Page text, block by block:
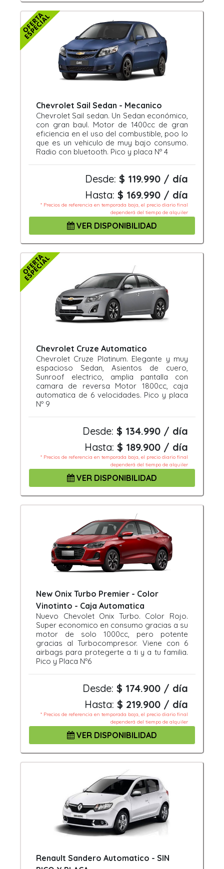
Chevrolet Sail Sedan - Mecanico
Chevrolet Sail sedan. Un Sedan económico,
con gran baul. Motor de 1400cc de gran
eficiencia en el uso del combustible, poo lo
que es un vehiculo de muy bajo consumo.
Radio con bluetooth. Pico y placa Nº 4
Desde: $ 119.990 / día
Hasta: $ 169.990 / día
* Precios de referencia en temporada baja, el precio diario final
dependerá del tiempo de alquiler
VER DISPONIBILIDAD
Chevrolet Cruze Automatico
Chevrolet Cruze Platinum. Elegante y muy
espacioso Sedan, Asientos de cuero,
Sunroof electrico, amplia pantalla con
camara de reversa Motor 1800cc, caja
automatica de 6 velocidades. Pico y placa
Nº 9
Desde: $ 134.990 / día
Hasta: $ 189.900 / día
* Precios de referencia en temporada baja, el precio diario final
dependerá del tiempo de alquiler
VER DISPONIBILIDAD
New Onix Turbo Premier - Color
Vinotinto - Caja Automatica
Nuevo Chevolet Onix Turbo. Color Rojo.
Super economico en consumo gracias a su
motor de solo 1000cc, pero potente
gracias al Turbocompresor. Viene con 6
airbags para protegerte a ti y a tu familia.
Pico y Placa Nº6
Desde: $ 174.900 / día
Hasta: $ 219.900 / día
* Precios de referencia en temporada baja, el precio diario final
dependerá del tiempo de alquiler
VER DISPONIBILIDAD
Renault Sandero Automatico - SIN